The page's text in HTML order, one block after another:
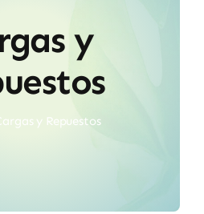
y
y Repuestos